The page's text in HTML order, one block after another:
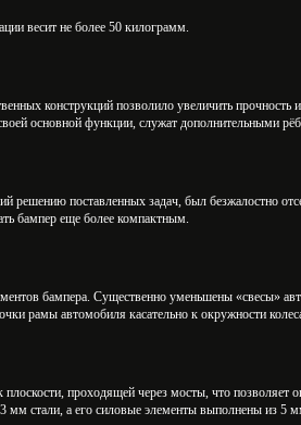
весит не более 50 килограмм.
конструкций позволило увеличить прочность
основной функции, служат дополнительными
поставленных задач, был безжалостно
бампер еще более компактным.
бампера. Существенно уменьшены «свесы»
рамы автомобиля касательно к окружности
проходящей через мосты, что позволяет
мм стали, а его силовые элементы выполнены из 5